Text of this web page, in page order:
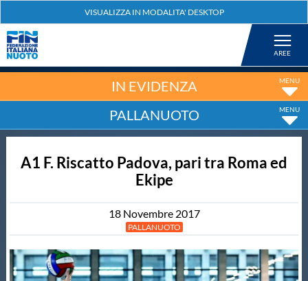
Nuoto
Tuffi
Fondo
IN EVIDENZA
PALLANUOTO
A1 F. Riscatto Padova, pari tra Roma ed
Ekipe
18 Novembre 2017
PALLANUOTO